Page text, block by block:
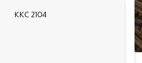
KKC 2104